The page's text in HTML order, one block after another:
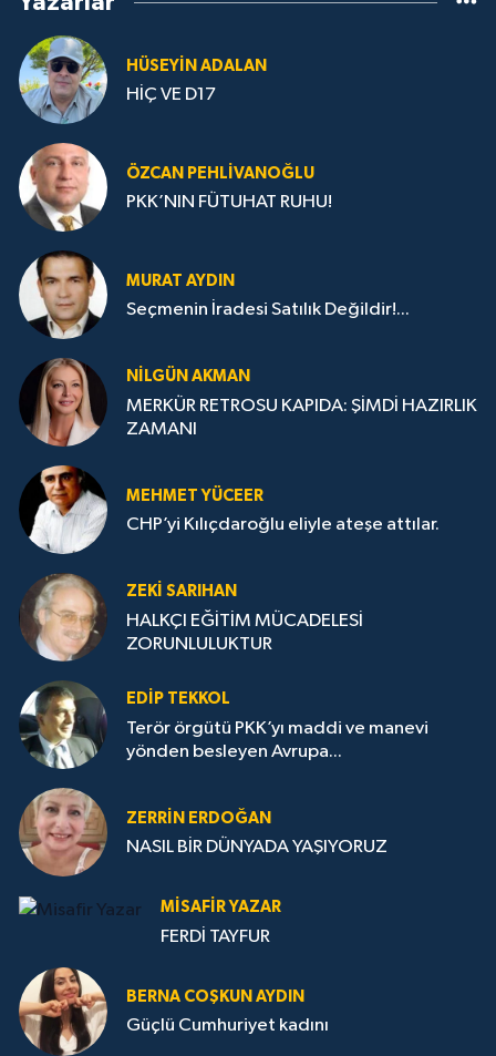
HÜSEYIN ADALAN
HİÇ VE D17
ÖZCAN PEHLIVANOĞLU
PKK’NIN FÜTUHAT RUHU!
MURAT AYDIN
Seçmenin İradesi Satılık Değildir!...
NILGÜN AKMAN
MERKÜR RETROSU KAPIDA: ŞİMDİ HAZIRLIK
ZAMANI
MEHMET YÜCEER
CHP’yi Kılıçdaroğlu eliyle ateşe attılar.
ZEKI SARIHAN
HALKÇI EĞİTİM MÜCADELESİ
ZORUNLULUKTUR
EDIP TEKKOL
Terör örgütü PKK’yı maddi ve manevi
yönden besleyen Avrupa...
ZERRIN ERDOĞAN
NASIL BİR DÜNYADA YAŞIYORUZ
MISAFIR YAZAR
FERDİ TAYFUR
BERNA COŞKUN AYDIN
Güçlü Cumhuriyet kadını